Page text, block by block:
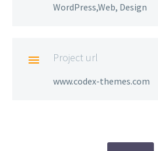
WordPress,Web, Design
 Project url
www.codex-themes.com